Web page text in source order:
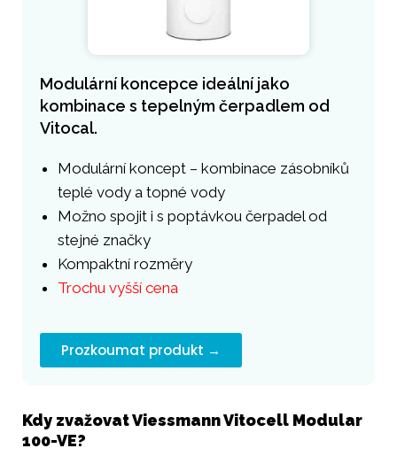
Modulární koncepce ideální jako
kombinace s tepelným čerpadlem od
Vitocal.
Modulární koncept – kombinace zásobníků
teplé vody a topné vody
Možno spojit i s poptávkou čerpadel od
stejné značky
Kompaktní rozměry
Trochu vyšší cena
Prozkoumat produkt →
Kdy zvažovat Viessmann Vitocell Modular
100-VE?